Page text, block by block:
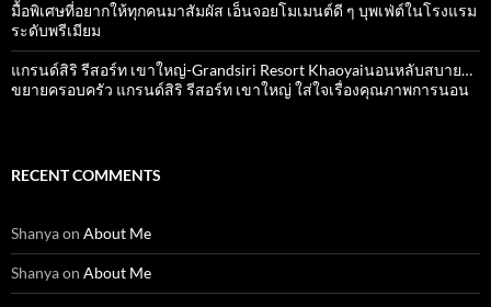
มื้อพิเศษที่อยากให้ทุกคนมาสัมผัส เอ็นจอยโมเมนต์ดี ๆ บุพเฟ่ต์ในโรงแรม
ระดับพรีเมียม
แกรนด์สิริ​ รีสอร์ท​ เขาใหญ่​-Grandsiri​ Resort​ Khaoyaiนอนหลับสบาย…
ขยายครอบครัว แกรนด์สิริ รีสอร์ท เขาใหญ่ ใส่ใจเรื่องคุณภาพการนอน
RECENT COMMENTS
Shanyaon About Me
Shanyaon About Me